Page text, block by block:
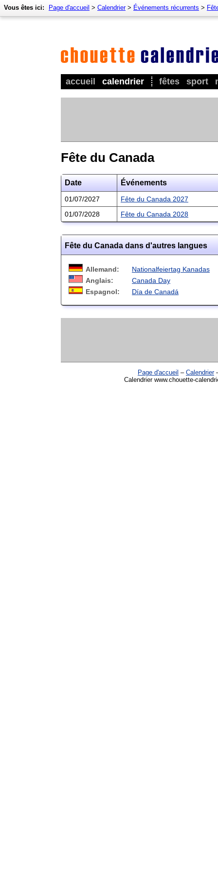
accueil calendrier fêtes sport
Vous êtes ici: Page d'accueil > Calendrier> Événements récurrents >
Fête du Canada
Date Événements
01/07/2027
Fête du Canada 2027
01/07/2028
Fête du Canada 2028
Fête du Canada dans d'autres langues
Allemand:
Nationalfeiertag Kanadas
Anglais:
Canada Day
Espagnol:
Día de Canadá
Page d'accueil – Calendrier
Calendrier www.chouette-